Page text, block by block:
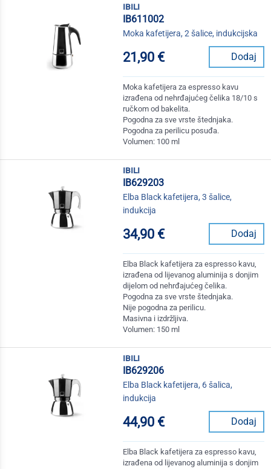
ibili
IB611002
Moka kafetijera, 2 šalice, indukcijska
21,90 € Dodaj
Moka kafetijera za espresso kavu
izrađena od nehrđajućeg čelika 18/10 s
ručkom od bakelita.
Pogodna za sve vrste štednjaka.
Pogodna za perilicu posuđa.
Volumen: 100 ml
ibili
IB629203
Elba Black kafetijera, 3 šalice,
indukcija
34,90 € Dodaj
Elba Black kafetijera za espresso kavu,
izrađena od lijevanog aluminija s donjim
dijelom od nehrđajućeg čelika.
Pogodna za sve vrste štednjaka.
Nije pogodna za perilicu.
Masivna i izdržljiva.
Volumen: 150 ml
ibili
IB629206
Elba Black kafetijera, 6 šalica,
indukcija
44,90 € Dodaj
Elba Black kafetijera za espresso kavu,
izrađena od lijevanog aluminija s donjim